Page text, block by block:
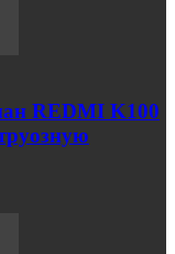
REDMI K100